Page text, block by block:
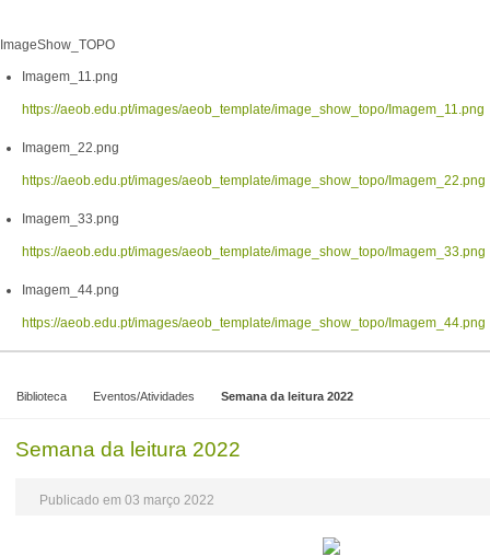
ImageShow_TOPO
Imagem_11.png
https://aeob.edu.pt/images/aeob_template/image_show_topo/Imagem_11.png
Imagem_22.png
https://aeob.edu.pt/images/aeob_template/image_show_topo/Imagem_22.png
Imagem_33.png
https://aeob.edu.pt/images/aeob_template/image_show_topo/Imagem_33.png
Imagem_44.png
https://aeob.edu.pt/images/aeob_template/image_show_topo/Imagem_44.png
Biblioteca Eventos/Atividades Semana da leitura 2022
Semana da leitura 2022
Publicado em 03 março 2022